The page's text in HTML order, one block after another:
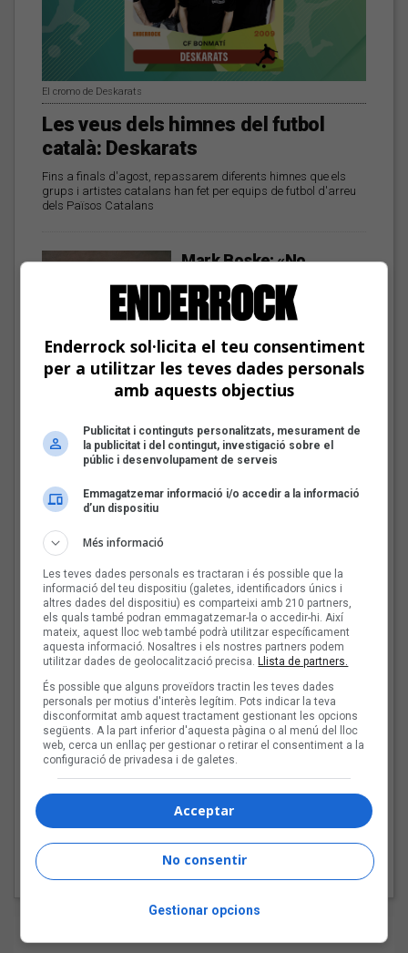
El cromo de Deskarats
Les veus dels himnes del futbol
català: Deskarats
Fins a finals d'agost, repassarem diferents himnes que els
grups i artistes catalans han fet per equips de futbol d'arreu
dels Països Catalans
Mark Boske: «No
m’agrada etiquetar-me
de cantautor»
Les veus dels himnes del
futbol català: Miquel
Abras, Mazoni, Sanjosex
i The Gruixut’s
valencians
Tot a punt per la Plaça
del Folk 2026
Les veus dels himnes del
futbol català: Carles
Cases
Enderrock sol·licita el teu consentiment
per a utilitzar les teves dades personals
amb aquests objectius
Publicitat i continguts personalitzats, mesurament de
la publicitat i del contingut, investigació sobre el
públic i desenvolupament de serveis
Emmagatzemar informació i/o accedir a la informació
d’un dispositiu
Més informació
Les teves dades personals es tractaran i és possible que la
informació del teu dispositiu (galetes, identificadors únics i
altres dades del dispositiu) es comparteixi amb 210 partners,
els quals també podran emmagatzemar-la o accedir-hi. Així
mateix, aquest lloc web també podrà utilitzar específicament
aquesta informació. Nosaltres i els nostres partners podem
utilitzar dades de geolocalització precisa. Llista de partners.
És possible que alguns proveïdors tractin les teves dades
personals per motius d'interès legítim. Pots indicar la teva
disconformitat amb aquest tractament gestionant les opcions
següents. A la part inferior d'aquesta pàgina o al menú del lloc
web, cerca un enllaç per gestionar o retirar el consentiment a la
configuració de privadesa i de galetes.
Acceptar
No consentir
Gestionar opcions